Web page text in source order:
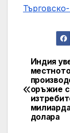
Post
Индия
оръжие с
долара